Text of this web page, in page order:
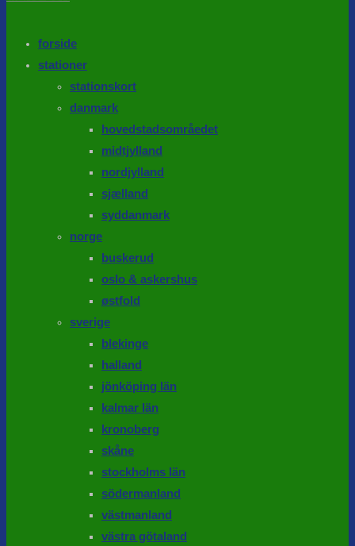
forside
stationer
stationskort
danmark
hovedstadsområedet
midtjylland
nordjylland
sjælland
syddanmark
norge
buskerud
oslo & askershus
østfold
sverige
blekinge
halland
jönköping län
kalmar län
kronoberg
skåne
stockholms län
södermanland
västmanland
västra götaland